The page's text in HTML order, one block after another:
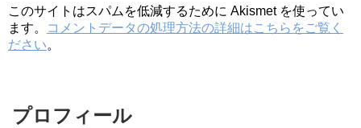
このサイトはスパムを低減するために Akismet を使ってい
ます。
コメントデータの処理方法の詳細はこちらをご覧く
ださい。
プロフィール